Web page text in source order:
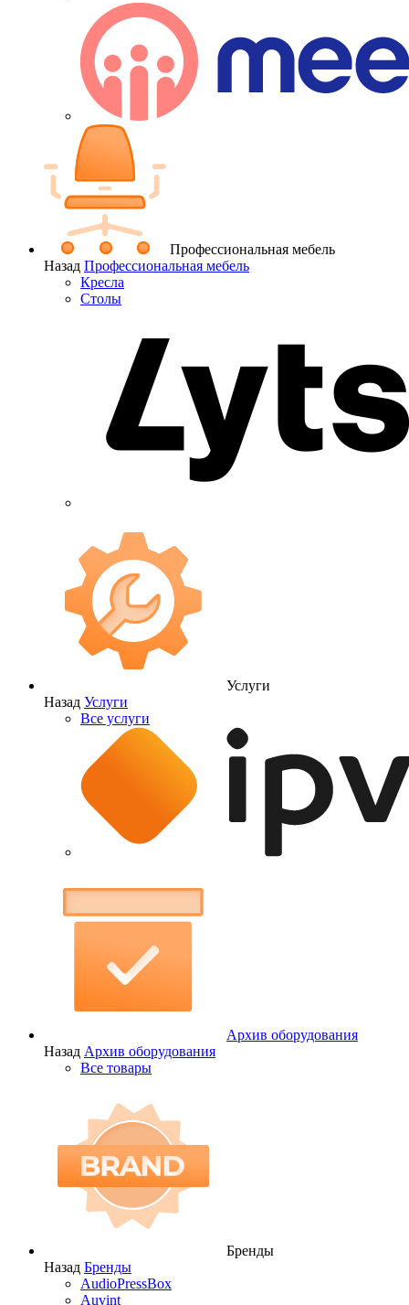
Профессиональная мебель
Назад Профессиональная мебель
Кресла
Столы
Услуги
Назад Услуги
Все услуги
Архив оборудования
Назад Архив оборудования
Все товары
Бренды
Назад Бренды
AudioPressBox
Auvint